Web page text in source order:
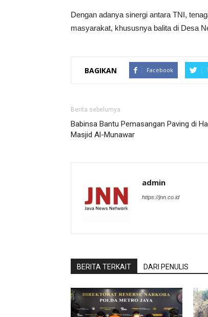
Dengan adanya sinergi antara TNI,
masyarakat, khususnya balita di Desa
BAGIKAN Facebook
Berita sebelumya
Babinsa Bantu Pemasangan Paving di
Masjid Al-Munawar
admin
https://jnn.co.id
BERITA TERKAIT DARI PENULIS